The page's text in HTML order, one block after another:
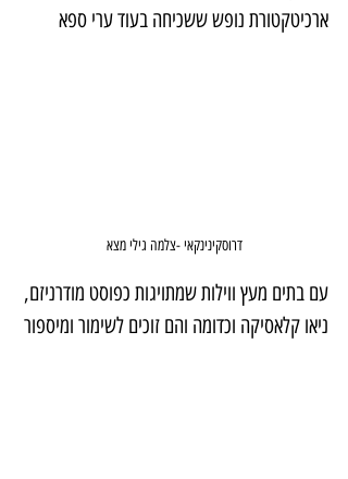
ארכיטקטורת נופש ששכיחה בעוד ערי ספא
דרוסקינינקאי -צלמה גילי מצא
עם בתים מעץ ווילות שמתויגות כפוסט מודרניזם,
ניאו קלאסיקה וכדומה והם זוכים לשימור ומיספור